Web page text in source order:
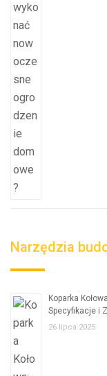
Narzędzia
Koparka
Specyfikacje i
26 lipca 2025